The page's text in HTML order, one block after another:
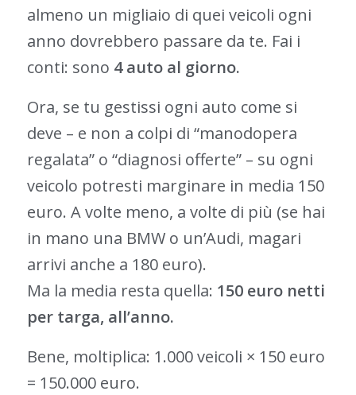
almeno un migliaio di quei veicoli ogni
anno dovrebbero passare da te. Fai i
conti: sono 4 auto al giorno.
Ora, se tu gestissi ogni auto come si
deve – e non a colpi di “manodopera
regalata” o “diagnosi offerte” – su ogni
veicolo potresti marginare in media 150
euro. A volte meno, a volte di più (se hai
in mano una BMW o un’Audi, magari
arrivi anche a 180 euro).
Ma la media resta quella: 150 euro netti
per targa, all’anno.
Bene, moltiplica: 1.000 veicoli × 150 euro
= 150.000 euro.